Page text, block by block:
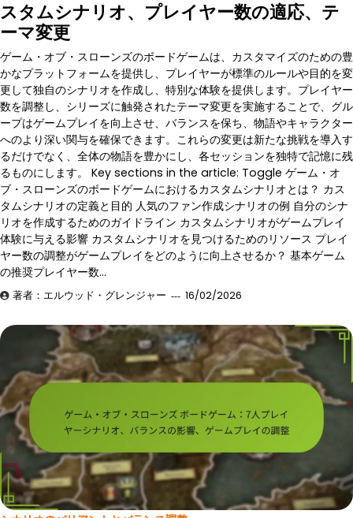
スタムシナリオ、プレイヤー数の適応、テ
ーマ変更
ゲーム・オブ・スローンズのボードゲームは、カスタマイズのための豊
かなプラットフォームを提供し、プレイヤーが標準のルールや目的を変
更して独自のシナリオを作成し、特別な体験を提供します。プレイヤー
数を調整し、シリーズに触発されたテーマ変更を実施することで、グル
ープはゲームプレイを向上させ、バランスを保ち、物語やキャラクター
へのより深い関与を確保できます。これらの変更は新たな挑戦を導入す
るだけでなく、全体の物語を豊かにし、各セッションを独特で記憶に残
るものにします。 Key sections in the article: Toggle ゲーム・オ
ブ・スローンズのボードゲームにおけるカスタムシナリオとは？ カス
タムシナリオの定義と目的 人気のファン作成シナリオの例 自分のシナ
リオを作成するためのガイドライン カスタムシナリオがゲームプレイ
体験に与える影響 カスタムシナリオを見つけるためのリソース プレイ
ヤー数の調整がゲームプレイをどのように向上させるか？ 基本ゲーム
の推奨プレイヤー数…
著者：エルウッド・グレンジャー 16/02/2026